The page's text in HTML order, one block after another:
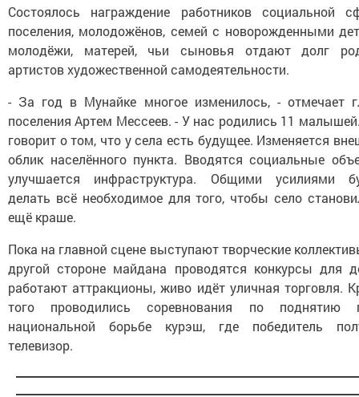
Состоялось награждение работников социальной
поселения, молодожёнов, семей с новорожденными
молодёжи, матерей, чьи сыновья отдают долг
артистов художественной самодеятельности.
- За год в Мунайке многое изменилось, - отмечает
поселения Артем Мессеев. - У нас родились 11
говорит о том, что у села есть будущее. Изменяется
облик населённого пункта. Вводятся социальные
улучшается инфраструктура. Общими усилиями
делать всё необходимое для того, чтобы село
ещё краше.
Пока на главной сцене выступают творческие
другой стороне майдана проводятся конкурсы для
работают аттракционы, живо идёт уличная торговля.
того проводились соревнования по поднятию
национальной борьбе курэш, где победитель
телевизор.